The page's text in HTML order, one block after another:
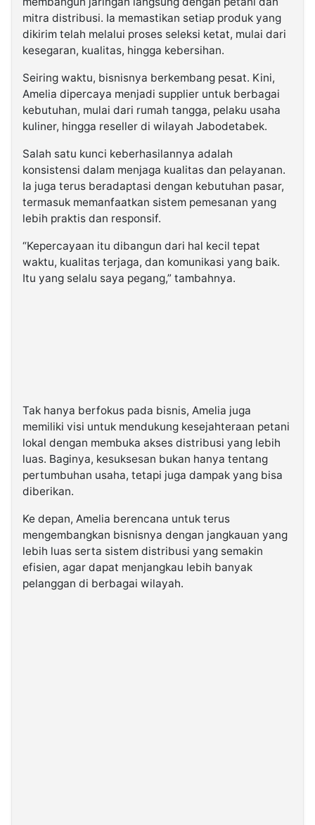
mitra distribusi. Ia memastikan setiap produk yang
dikirim telah melalui proses seleksi ketat, mulai dari
kesegaran, kualitas, hingga kebersihan.
Seiring waktu, bisnisnya berkembang pesat. Kini,
Amelia dipercaya menjadi supplier untuk berbagai
kebutuhan, mulai dari rumah tangga, pelaku usaha
kuliner, hingga reseller di wilayah Jabodetabek.
Salah satu kunci keberhasilannya adalah
konsistensi dalam menjaga kualitas dan pelayanan.
Ia juga terus beradaptasi dengan kebutuhan pasar,
termasuk memanfaatkan sistem pemesanan yang
lebih praktis dan responsif.
“Kepercayaan itu dibangun dari hal kecil tepat
waktu, kualitas terjaga, dan komunikasi yang baik.
Itu yang selalu saya pegang,” tambahnya.
Tak hanya berfokus pada bisnis, Amelia juga
memiliki visi untuk mendukung kesejahteraan petani
lokal dengan membuka akses distribusi yang lebih
luas. Baginya, kesuksesan bukan hanya tentang
pertumbuhan usaha, tetapi juga dampak yang bisa
diberikan.
Ke depan, Amelia berencana untuk terus
mengembangkan bisnisnya dengan jangkauan yang
lebih luas serta sistem distribusi yang semakin
efisien, agar dapat menjangkau lebih banyak
pelanggan di berbagai wilayah.